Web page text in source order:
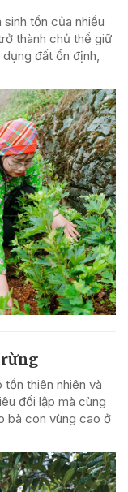
tồn của nhiều
thành chủ thể giữ
đất ổn định,
rừng
tồn thiên nhiên và
đối lập mà cùng
bà con vùng cao ở